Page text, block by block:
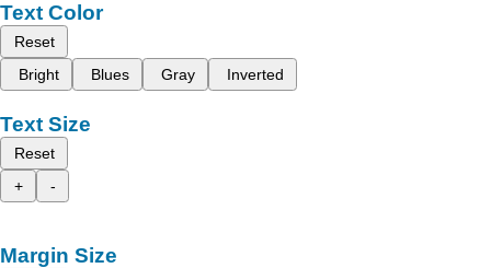
Text Color
Reset
Bright
Blues Gray Inverted
Text Size
Reset
+
-
Margin Size